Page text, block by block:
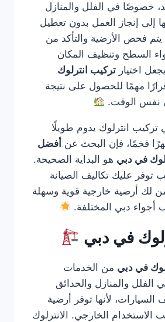
خصوصًا في الفلل والمنازل
إلى إنجاز العمل بدون تعطيل
يتم فحص الأرضية والتأكد من
السطح وتنظيف المكان
اختيار تركيب انترلوك
مهمًا للحصول على نتيجة
نفس الوقت.
انترلوك يدوم طويلًا
فخمًا، فإن البحث عن أفضل
في دبي هو البداية الصحيحة.
توفر عليك تكاليف الصيانة
لك أرضية خارجية قوية وسهلة
أجواء دبي المختلفة.
في دبي
في دبي من الخدمات
الفلل والمنازل والحدائق
لأنها توفر أرضية
الاستخدام الخارجي. الانترلوك